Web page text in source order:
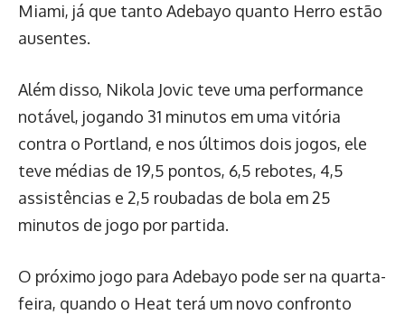
Miami, já que tanto Adebayo quanto Herro estão
ausentes.
Além disso, Nikola Jovic teve uma performance
notável, jogando 31 minutos em uma vitória
contra o Portland, e nos últimos dois jogos, ele
teve médias de 19,5 pontos, 6,5 rebotes, 4,5
assistências e 2,5 roubadas de bola em 25
minutos de jogo por partida.
O próximo jogo para Adebayo pode ser na quarta-
feira, quando o Heat terá um novo confronto